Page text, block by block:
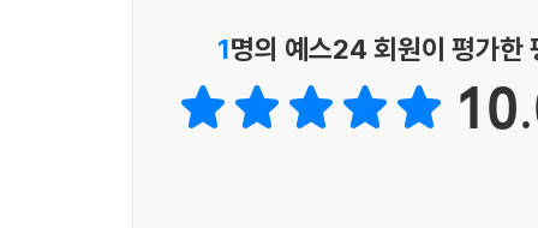
1명의 예스24 회원이 평가한